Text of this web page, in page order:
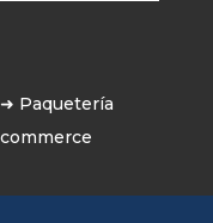
➜ Paquetería